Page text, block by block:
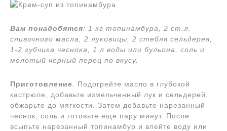
Вам понадобятся: 1 кг топинамбура, 2 ст.л.
сливочного масла, 2 луковицы, 2 стебля сельдерея,
1-2 зубчика чеснока, 1 л воды или бульона, соль и
молотый черный перец по вкусу.
Приготовление . Подогрейте масло в глубокой
кастрюле, добавьте измельченный лук и сельдерей,
обжарьте до мягкости. Затем добавьте нарезанный
чеснок, соль и готовьте еще пару минут. После
всыпьте нарезанный топинамбур и влейте воду или